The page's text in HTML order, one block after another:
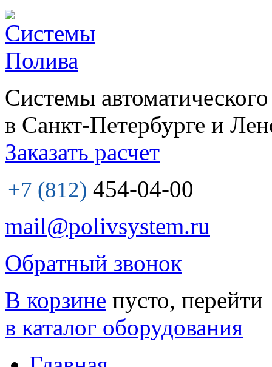
Системы
в Санкт-Петербурге и
Заказать расчет
+7 (812) 454-04-00
mail@polivsystem.ru
Обратный звонок
В корзине пусто, перейти
в каталог оборудования